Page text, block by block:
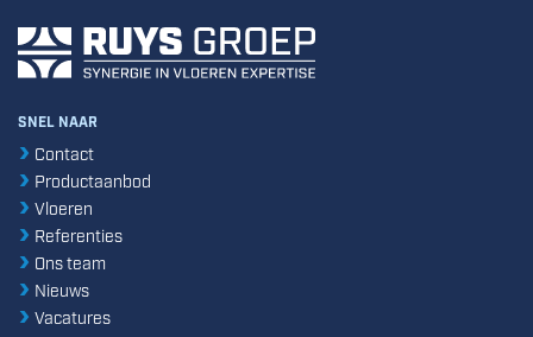
SNEL NAAR
Contact
Productaanbod
Vloeren
Referenties
Ons team
Nieuws
Vacatures